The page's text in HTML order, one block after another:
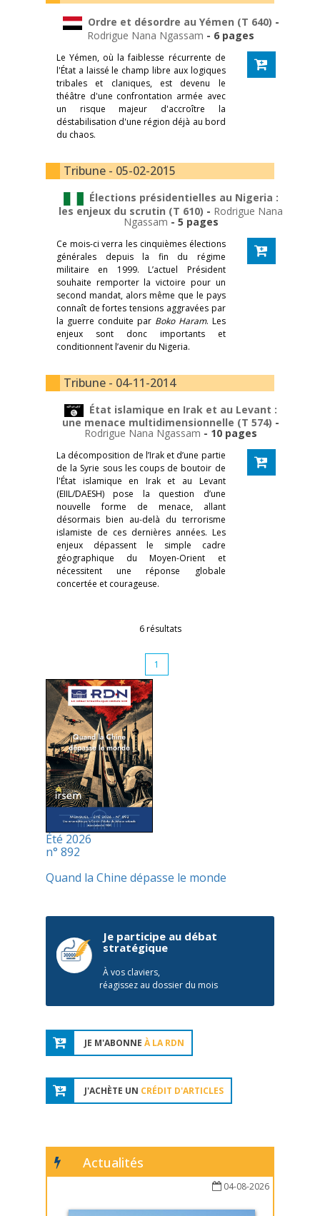
Ordre et désordre au Yémen (T 640) -
Rodrigue Nana Ngassam - 6 pages
Le Yémen, où la faiblesse récurrente de
l'État a laissé le champ libre aux logiques
tribales et claniques, est devenu le
théâtre d'une confrontation armée avec
un risque majeur d'accroître la
déstabilisation d'une région déjà au bord
du chaos.
Tribune - 05-02-2015
Élections présidentielles au Nigeria :
les enjeux du scrutin (T 610) - Rodrigue Nana
Ngassam - 5 pages
Ce mois-ci verra les cinquièmes élections
générales depuis la fin du régime
militaire en 1999. L’actuel Président
souhaite remporter la victoire pour un
second mandat, alors même que le pays
connaît de fortes tensions aggravées par
la guerre conduite par Boko Haram. Les
enjeux sont donc importants et
conditionnent l’avenir du Nigeria.
Tribune - 04-11-2014
État islamique en Irak et au Levant :
une menace multidimensionnelle (T 574) -
Rodrigue Nana Ngassam - 10 pages
La décomposition de l’Irak et d’une partie
de la Syrie sous les coups de boutoir de
l'État islamique en Irak et au Levant
(EIIL/DAESH) pose la question d’une
nouvelle forme de menace, allant
désormais bien au-delà du terrorisme
islamiste de ces dernières années. Les
enjeux dépassent le simple cadre
géographique du Moyen-Orient et
nécessitent une réponse globale
concertée et courageuse.
6 résultats
1
Été 2026
n° 892
Quand la Chine dépasse le monde
Je participe au débat
stratégique
À vos claviers,
réagissez au dossier du mois
JE M'ABONNE À LA RDN
J'ACHÈTE UN CRÉDIT D'ARTICLES
Actualités
04-08-2026